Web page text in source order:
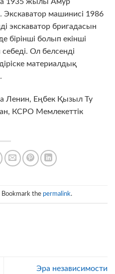
Экскаватор машинисі 1986
экскаватор бригадасын
бірінші болып екінші
Ол белсенді
материалдық
Ленин, Еңбек Қызыл Ту
КСРО Мемлекеттік
Bookmark the permalink.
Эра независимости